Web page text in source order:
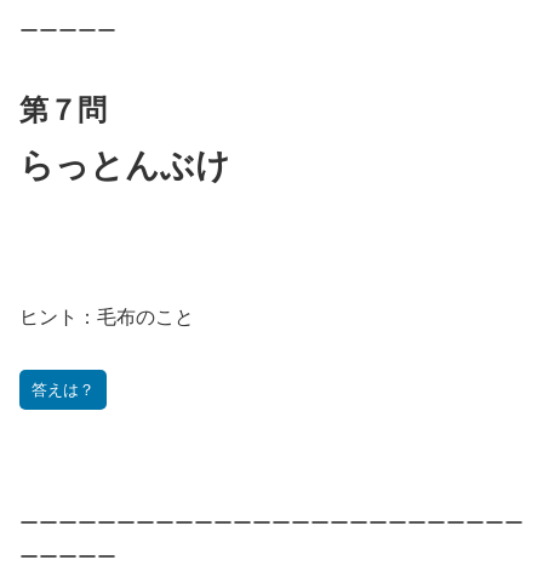
ーーーーー
第７問
らっとんぶけ
ヒント： 毛布のこと
答えは？
ーーーーーーーーーーーーーーーーーーーーーーーーーー
ーーーーー